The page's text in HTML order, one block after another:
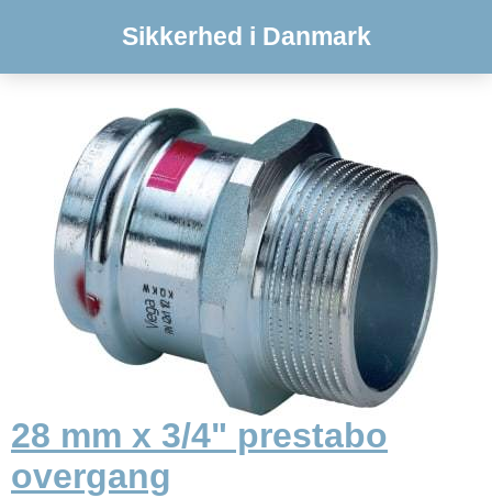
Sikkerhed i Danmark
28 mm x 3/4" prestabo
overgang